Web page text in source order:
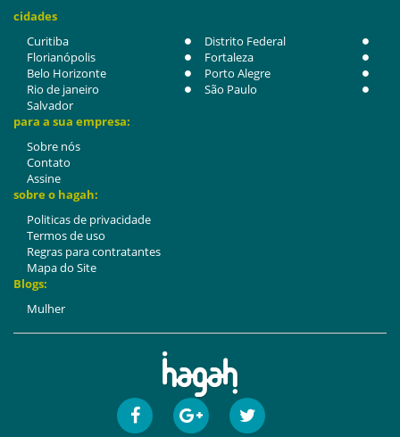
cidades
Curitiba
Distrito Federal
Florianópolis
Fortaleza
Belo Horizonte
Porto Alegre
Rio de janeiro
São Paulo
Salvador
para a sua empresa:
Sobre nós
Contato
Assine
sobre o hagah:
Politicas de privacidade
Termos de uso
Regras para contratantes
Mapa do Site
Blogs:
Mulher